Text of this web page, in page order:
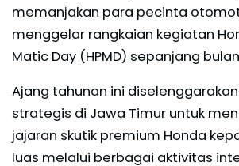
memanjakan para pecinta
menggelar rangkaian kegiatan
Matic Day (HPMD) sepanjang
Ajang tahunan ini
strategis di Jawa Timur untuk
jajaran skutik premium Honda
luas melalui berbagai aktivitas